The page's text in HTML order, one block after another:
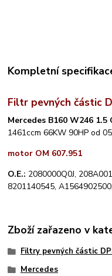
Kompletní
Filtr pevných částic
Mercedes B160 W246 1.5
1461ccm 66KW 90HP od
motor OM 607.951
O.E.: 2080000Q0J,
8201140545,
Zboží zařazeno v
Filtry pevných částic
Mercedes